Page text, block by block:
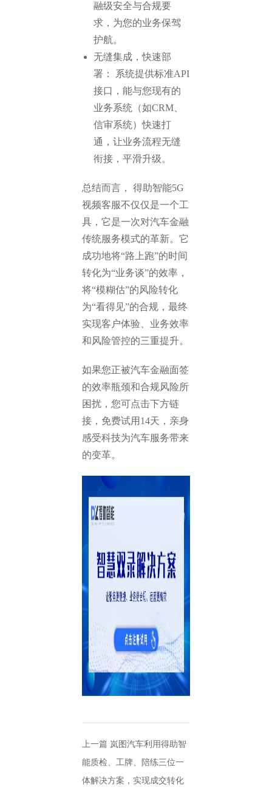
融级安全与合规要
求，为您的业务保驾
护航。
无缝集成，快速部
署： 系统提供标准API
接口，能与您现有的
业务系统（如CRM、
信审系统）快速打
通，让业务流程无缝
衔接，平滑升级。
总结而言， 得助智能5G
视频客服不仅仅是一个工
具，它是一次对汽车金融
传统服务模式的革新。它
成功地将“路上跑”的时间
转化为“业务谈”的效率，
将“模糊估”的风险转化
为“看得见”的合规，最终
实现客户体验、业务效率
和风险管控的三重提升。
如果您正被汽车金融面签
的效率瓶颈和合规风险所
困扰，您可点击下方链
接，免费试用14天，亲身
感受科技为汽车服务带来
的变革。
上一篇 岚图汽车利用得助智
能质检、工牌、陪练三位一
体解决方案，实现成交转化